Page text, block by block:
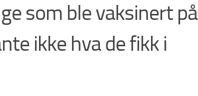
som ble vaksinert på
ikke hva de fikk i